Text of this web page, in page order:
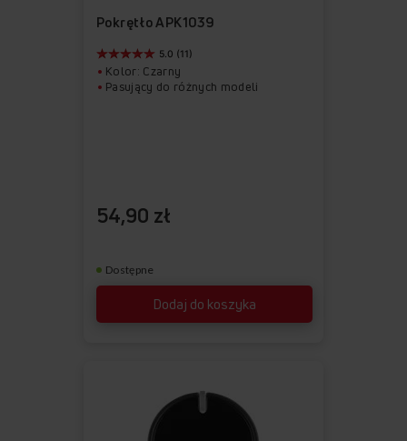
Pokrętło APK1039
Dodaj do koszyka
5.0 (11)
Kolor: Czarny
Pasujący do różnych modeli
54,90 zł
Dostępne